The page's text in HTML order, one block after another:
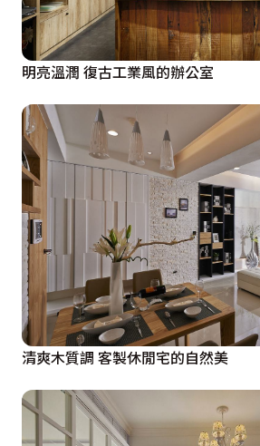
明亮溫潤 復古工業風的辦公室
清爽木質調 客製休閒宅的自然美